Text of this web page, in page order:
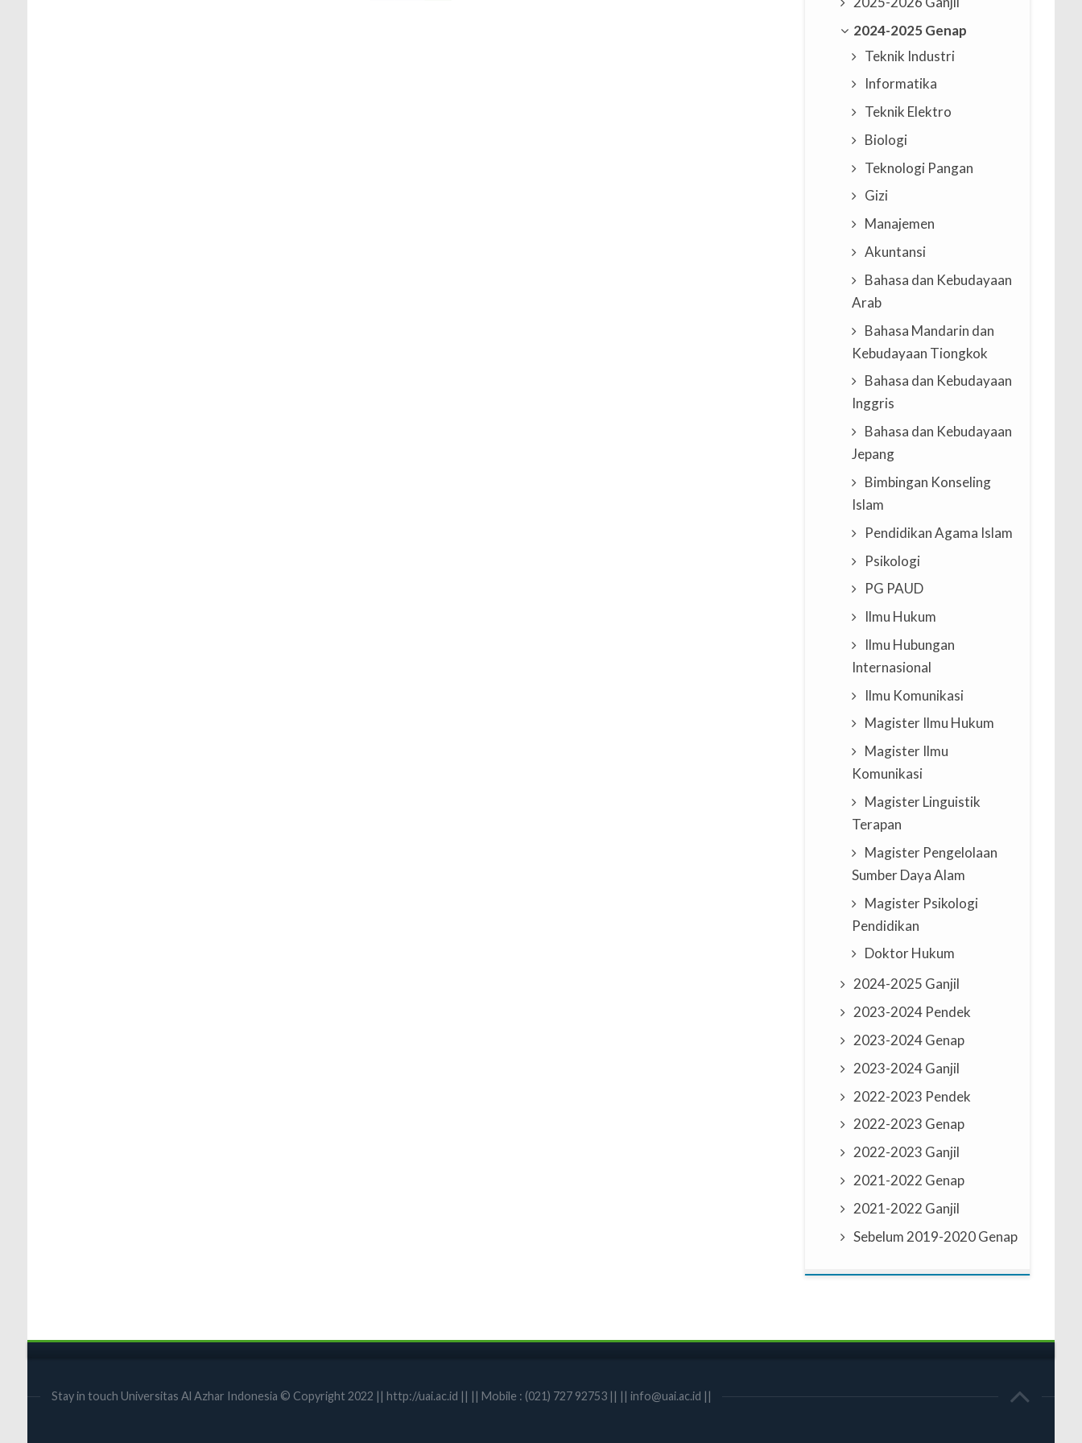
2024-2025 Genap
Teknik Industri
Informatika
Teknik Elektro
Biologi
Teknologi Pangan
Gizi
Manajemen
Akuntansi
Bahasa dan Kebudayaan
Arab
Bahasa Mandarin dan
Kebudayaan Tiongkok
Bahasa dan Kebudayaan
Inggris
Bahasa dan Kebudayaan
Jepang
Bimbingan Konseling
Islam
Pendidikan Agama Islam
Psikologi
PG PAUD
Ilmu Hukum
Ilmu Hubungan
Internasional
Ilmu Komunikasi
Magister Ilmu Hukum
Magister Ilmu
Komunikasi
Magister Linguistik
Terapan
Magister Pengelolaan
Sumber Daya Alam
Magister Psikologi
Pendidikan
Doktor Hukum
2024-2025 Ganjil
2023-2024 Pendek
2023-2024 Genap
2023-2024 Ganjil
2022-2023 Pendek
2022-2023 Genap
2022-2023 Ganjil
2021-2022 Genap
2021-2022 Ganjil
Sebelum 2019-2020 Genap
Stay in touch Universitas Al Azhar Indonesia © Copyright 2022 || http://uai.ac.id || || Mobile : (021) 727 92753 || || info@uai.ac.id ||